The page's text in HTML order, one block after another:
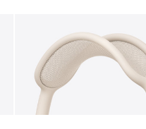
图像